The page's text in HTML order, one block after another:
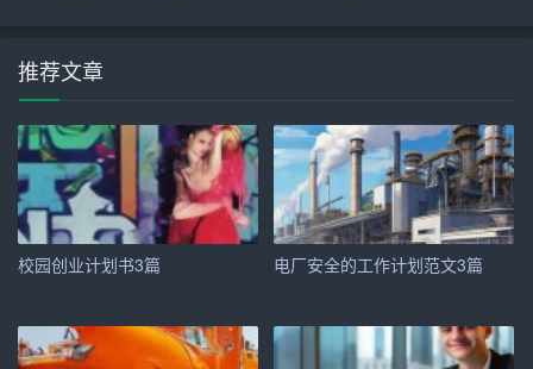
1. 深入了解同学们的需求，制定合理的活动计划。我将与
同学们保持密切沟通，了解他们的兴趣和需求，有针对性
地策划和组织活动。
2. 加强班级凝聚力，营造良好的班级氛围。通过组织各类
活动，增进同学们之间的了解和友谊，提高班级的凝聚
力。
人士进行讲座，组织同学们参加各类竞赛和实践活动，提
推荐文章
校园创业计划书3篇 电厂安全的工作计划范文3篇